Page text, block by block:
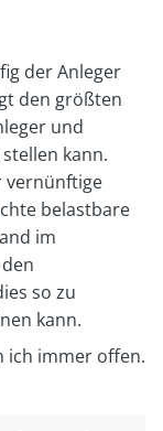
der Anleger
den größten
und
kann.
vernünftige
belastbare
im
so zu
kann.
ich immer offen.